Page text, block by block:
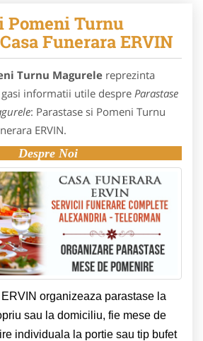
Pomeni Turnu
Funerara ERVIN
Turnu Magurele reprezinta
informatii utile despre Parastase
: Parastase si Pomeni Turnu
ERVIN.
Despre Noi
organizeaza parastase la
sau la domiciliu, fie mese de
individuala la portie sau tip bufet